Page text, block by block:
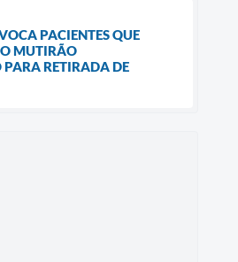
PACIENTES QUE
MUTIRÃO
RETIRADA DE